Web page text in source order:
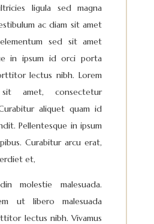
ligula sed magna
ac diam sit amet
sed sit amet
in ipsum id orci porta
lectus nibh. Lorem
amet, consectetur
aliquet quam id
Pellentesque in ipsum
Curabitur arcu erat,
et,
molestie malesuada.
ut libero malesuada
lectus nibh. Vivamus